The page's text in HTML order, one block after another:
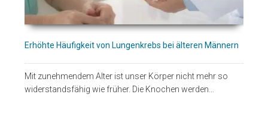
Erhöhte Häufigkeit von Lungenkrebs bei älteren Männern
Mit zunehmendem Alter ist unser Körper nicht mehr so
widerstandsfähig wie früher. Die Knochen werden…